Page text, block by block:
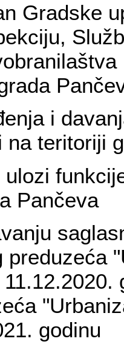
Gradske
i
na teritoriji
ulozi
Pančeva
preduzeća
godinu